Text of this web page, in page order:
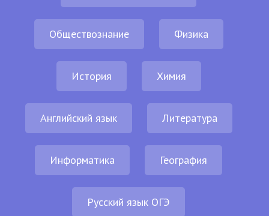
Обществознание Физика
История Химия
Английский язык Литература
Информатика География
Русский язык ОГЭ